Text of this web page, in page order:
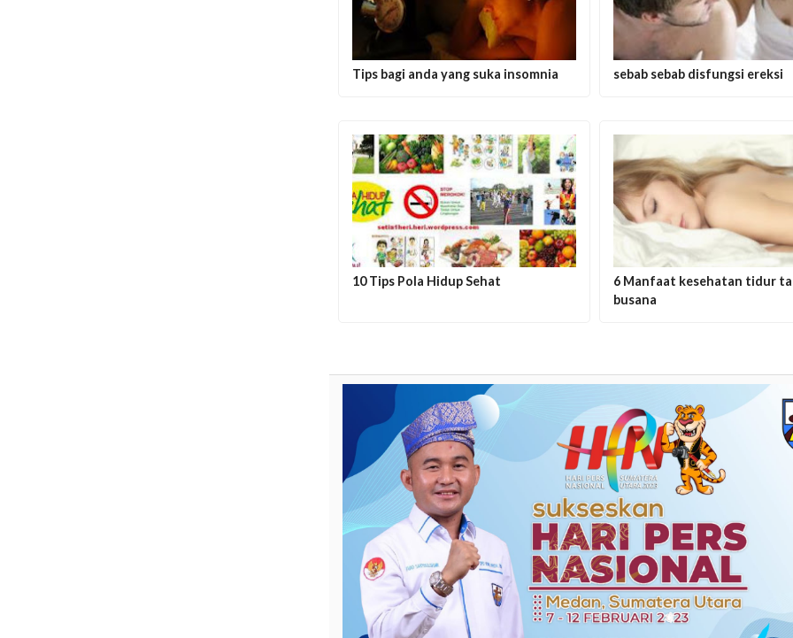
Tips bagi anda yang suka insomnia sebab sebab disfungsi ereksi
10 Tips Pola Hidup Sehat
6 Manfaat kesehatan tidur
busana